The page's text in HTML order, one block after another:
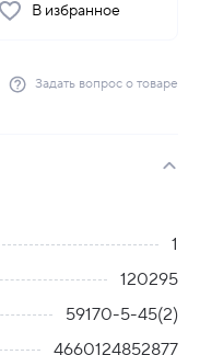
В избранное
Задать вопрос о товаре
1
120295
59170-5-45(2)
4660124852877